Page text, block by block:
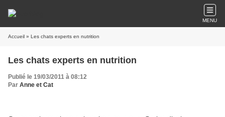
MENU
Accueil » Les chats experts en nutrition
Les chats experts en nutrition
Publié le 19/03/2011 à 08:12
Par Anne et Cat